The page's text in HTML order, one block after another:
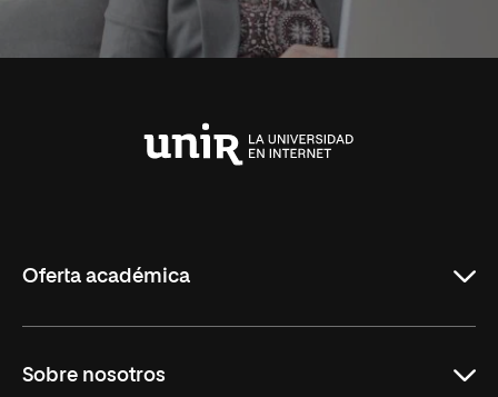
Oferta académica
Licenciaturas en línea
Sobre nosotros